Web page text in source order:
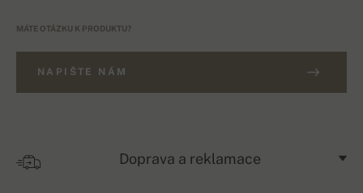
MÁTE OTÁZKU K PRODUKTU?
NAPIŠTE NÁM
Doprava a reklamace